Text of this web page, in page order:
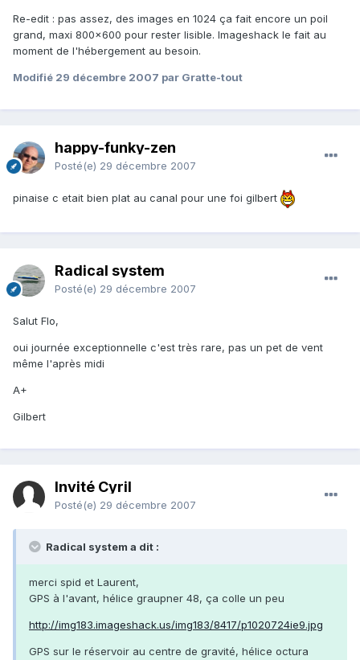
Re-edit : pas assez, des images en 1024 ça fait encore un poil
grand, maxi 800x600 pour rester lisible. Imageshack le fait au
moment de l'hébergement au besoin.
Modifié 29 décembre 2007 par Gratte-tout
happy-funky-zen
Posté(e) 29 décembre 2007
pinaise c etait bien plat au canal pour une foi gilbert
Radical system
Posté(e) 29 décembre 2007
Salut Flo,
oui journée exceptionnelle c'est très rare, pas un pet de vent
même l'après midi
A+
Gilbert
Invité Cyril
Posté(e) 29 décembre 2007
Radical system a dit :
merci spid et Laurent,
GPS à l'avant, hélice graupner 48, ça colle un peu
http://img183.imageshack.us/img183/8417/p1020724ie9.jpg
GPS sur le réservoir au centre de gravité, hélice octura